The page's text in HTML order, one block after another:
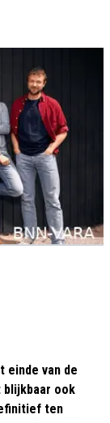
einde van de
ook
ten